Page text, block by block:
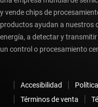
y vende chips de
productos ayudan a nuestros
energía, a detectar y
un control o procesamiento
Accesibilidad
Términos de venta